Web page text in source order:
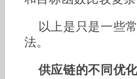
以上是只是一些
法。
供应链的不同优